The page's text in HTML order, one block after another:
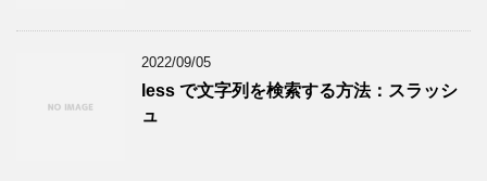
2022/09/05
less で文字列を検索する方法：スラッシ
ュ